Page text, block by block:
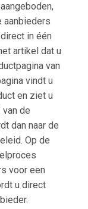
aanbieders
in één
artikel dat u
van
vindt u
en ziet u
de
dan naar de
Op de
voor een
u direct